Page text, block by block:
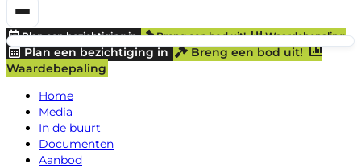
Plan een bezichtiging in Breng een bod uit! Waardebepaling
Plan een bezichtiging in
Breng een bod uit!
Waardebepaling
Home
Media
In de buurt
Documenten
Aanbod